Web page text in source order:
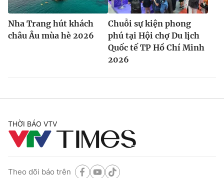
Nha Trang hút khách
châu Âu mùa hè 2026
Chuỗi sự kiện phong
phú tại Hội chợ Du lịch
Quốc tế TP Hồ Chí Minh
2026
THỜI BÁO VTV
Theo dõi báo trên